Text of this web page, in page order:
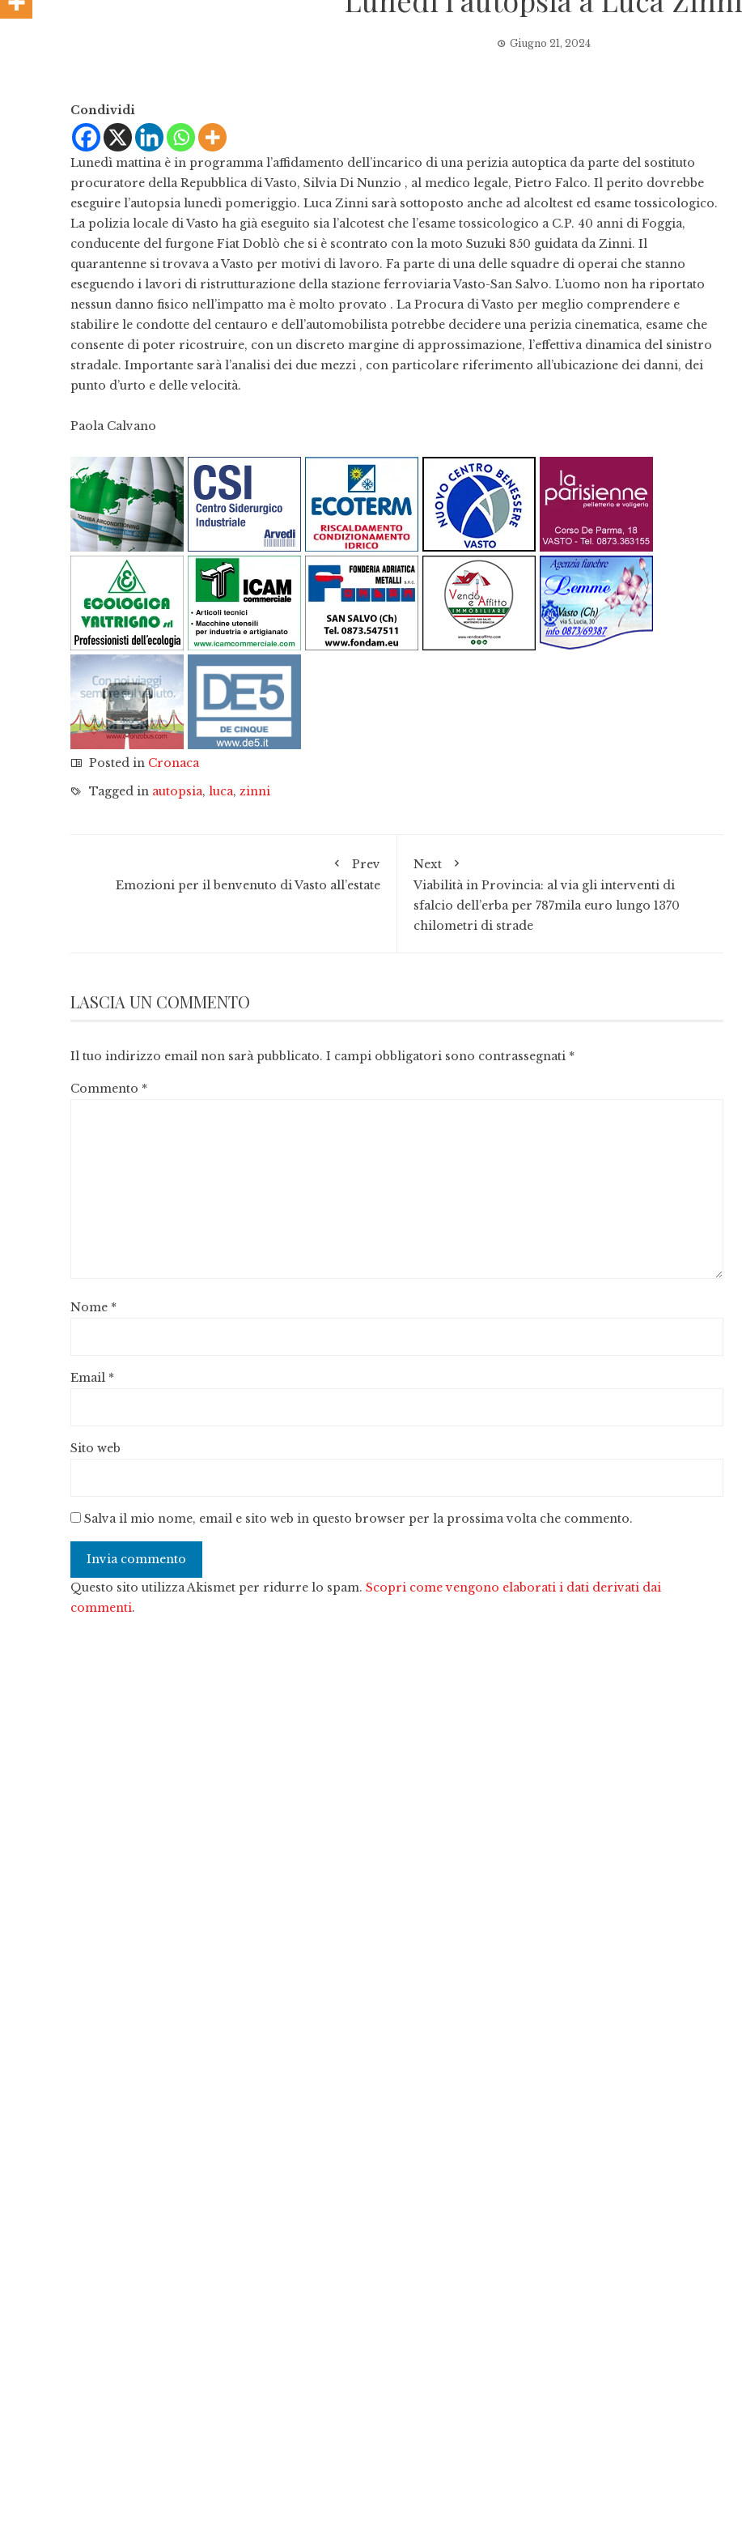
Giugno 21, 2024
Condividi
Lunedì mattina è in programma l’affidamento dell’incarico di una perizia autoptica da parte del sostituto
procuratore della Repubblica di Vasto, Silvia Di Nunzio , al medico legale, Pietro Falco. Il perito dovrebbe
eseguire l’autopsia lunedì pomeriggio. Luca Zinni sarà sottoposto anche ad alcoltest ed esame tossicologico.
La polizia locale di Vasto ha già eseguito sia l’alcotest che l’esame tossicologico a C.P. 40 anni di Foggia,
conducente del furgone Fiat Doblò che si è scontrato con la moto Suzuki 850 guidata da Zinni. Il
quarantenne si trovava a Vasto per motivi di lavoro. Fa parte di una delle squadre di operai che stanno
eseguendo i lavori di ristrutturazione della stazione ferroviaria Vasto-San Salvo. L’uomo non ha riportato
nessun danno fisico nell’impatto ma è molto provato . La Procura di Vasto per meglio comprendere e
stabilire le condotte del centauro e dell’automobilista potrebbe decidere una perizia cinematica, esame che
consente di poter ricostruire, con un discreto margine di approssimazione, l’effettiva dinamica del sinistro
stradale. Importante sarà l’analisi dei due mezzi , con particolare riferimento all’ubicazione dei danni, dei
punto d’urto e delle velocità.
Paola Calvano
Posted in Cronaca
Tagged in autopsia, luca, zinni
Prev
Emozioni per il benvenuto di Vasto all’estate
Next
Viabilità in Provincia: al via gli interventi di
sfalcio dell’erba per 787mila euro lungo 1370
chilometri di strade
LASCIA UN COMMENTO
Il tuo indirizzo email non sarà pubblicato. I campi obbligatori sono contrassegnati *
Commento *
Nome *
Email *
Sito web
Salva il mio nome, email e sito web in questo browser per la prossima volta che commento.
Questo sito utilizza Akismet per ridurre lo spam. Scopri come vengono elaborati i dati derivati dai
commenti.